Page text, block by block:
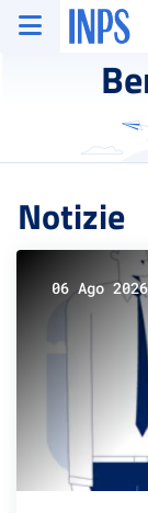
Vai al menu
Vai al contenuto
Vai al pie' di pagina
INPS ()
Notizie
06 Ago 2026